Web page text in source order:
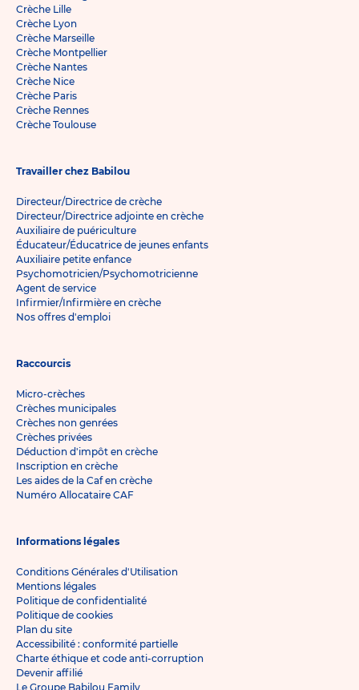
Crèche Lille
Crèche Lyon
Crèche Marseille
Crèche Montpellier
Crèche Nantes
Crèche Nice
Crèche Paris
Crèche Rennes
Crèche Toulouse
Travailler chez Babilou
Directeur/Directrice de crèche
Directeur/Directrice adjointe en crèche
Auxiliaire de puériculture
Éducateur/Éducatrice de jeunes enfants
Auxiliaire petite enfance
Psychomotricien/Psychomotricienne
Agent de service
Infirmier/Infirmière en crèche
Nos offres d'emploi
Raccourcis
Micro-crèches
Crèches municipales
Crèches non genrées
Crèches privées
Déduction d'impôt en crèche
Inscription en crèche
Les aides de la Caf en crèche
Numéro Allocataire CAF
Informations légales
Conditions Générales d'Utilisation
Mentions légales
Politique de confidentialité
Politique de cookies
Plan du site
Accessibilité : conformité partielle
Charte éthique et code anti-corruption
Devenir affilié
Le Groupe Babilou Family